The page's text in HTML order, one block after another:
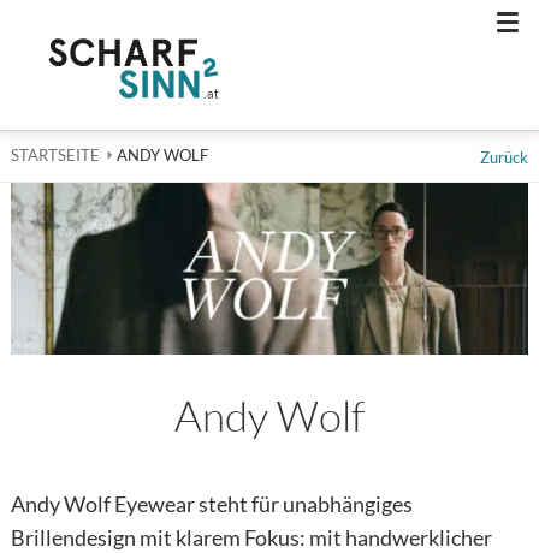
STARTSEITE AKTUELL: ANDY WOLF
ANDY WOLF Zurück
Andy Wolf
Details zur Name der Marke
Andy Wolf Eyewear steht für unabhängiges
Brillendesign mit klarem Fokus: mit handwerklicher